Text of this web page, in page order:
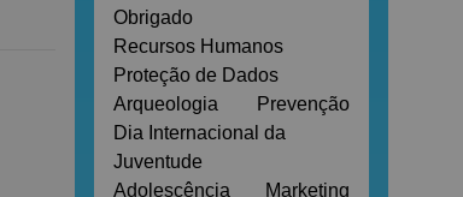
Obrigado
Recursos Humanos
Proteção de Dados
Arqueologia
Prevenção
Dia Internacional da
Juventude
Adolescência
Marketing